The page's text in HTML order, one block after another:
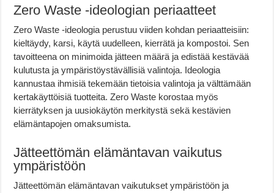
Zero Waste -ideologian periaatteet
Zero Waste -ideologia perustuu viiden kohdan periaatteisiin:
kieltäydy, karsi, käytä uudelleen, kierrätä ja kompostoi. Sen
tavoitteena on minimoida jätteen määrä ja edistää kestävää
kulutusta ja ympäristöystävällisiä valintoja. Ideologia
kannustaa ihmisiä tekemään tietoisia valintoja ja välttämään
kertakäyttöisiä tuotteita. Zero Waste korostaa myös
kierrätyksen ja uusiokäytön merkitystä sekä kestävien
elämäntapojen omaksumista.
Jätteettömän elämäntavan vaikutus
ympäristöön
Jätteettömän elämäntavan vaikutukset ympäristöön ja